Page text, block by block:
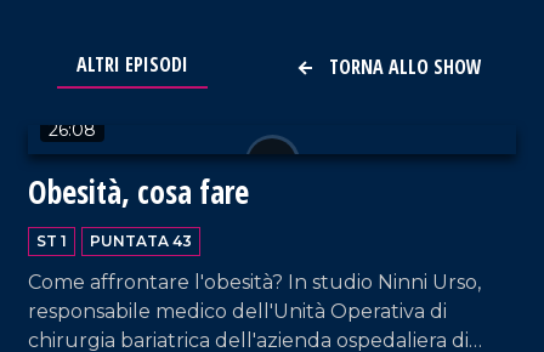
TORNA ALLO SHOW
ALTRI EPISODI
26:08
Obesità, cosa fare
ST 1 PUNTATA 43
Come affrontare l'obesità? In studio Ninni Urso,
responsabile medico dell'Unità Operativa di
chirurgia bariatrica dell'azienda ospedaliera di
VAI AL TITOLO
VAI AL TITOLO